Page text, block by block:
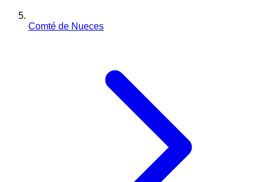
Comté de Nueces